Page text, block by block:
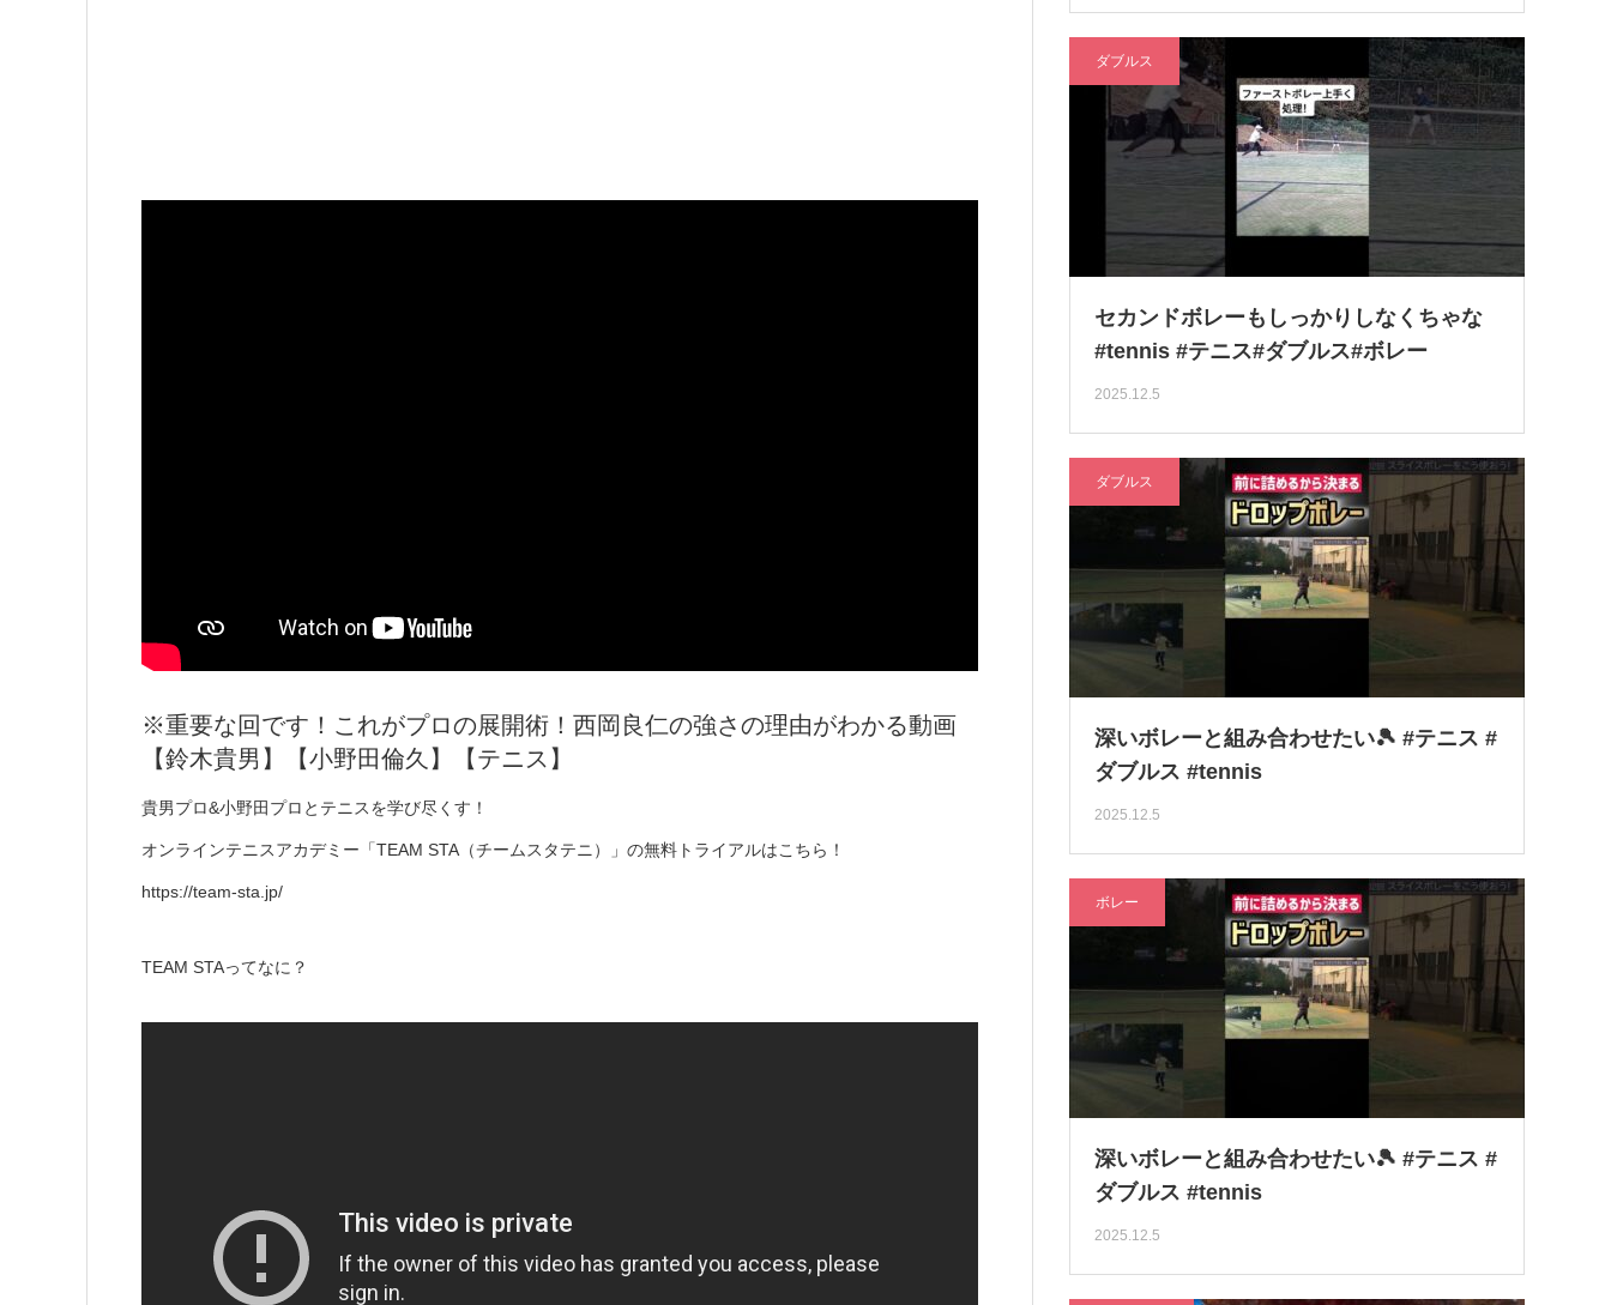
※重要な回です！これがプロの展開術！西岡良仁の強さの理由がわかる動画
【鈴木貴男】【小野田倫久】【テニス】
貴男プロ&小野田プロとテニスを学び尽くす！
オンラインテニスアカデミー「TEAM STA（チームスタテニ）」の無料トライアルはこちら！
https://team-sta.jp/
TEAM STAってなに？
ダブルス
セカンドボレーもしっかりしなくちゃな
#tennis #テニス#ダブルス#ボレー
2025.12.5
ダブルス
深いボレーと組み合わせたい🎾 #テニス #
ダブルス #tennis
2025.12.5
ボレー
深いボレーと組み合わせたい🎾 #テニス #
ダブルス #tennis
2025.12.5